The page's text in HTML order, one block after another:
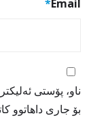
Email
*
ناو، پۆستی
بۆ جاری داهاتوو